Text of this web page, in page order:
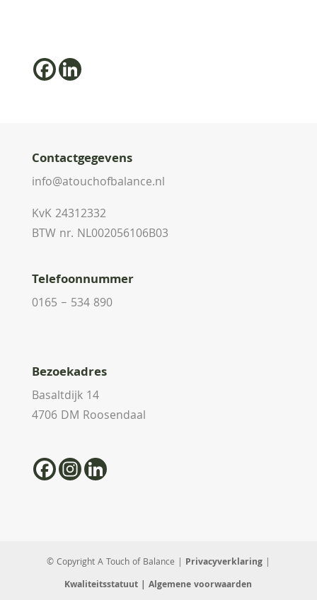
Contactgegevens
info@atouchofbalance.nl
KvK 24312332
BTW nr. NL002056106B03
Telefoonnummer
0165 – 534 890
Bezoekadres
Basaltdijk 14
4706 DM Roosendaal
© Copyright A Touch of Balance | Privacyverklaring|
Kwaliteitsstatuut | Algemene voorwaarden